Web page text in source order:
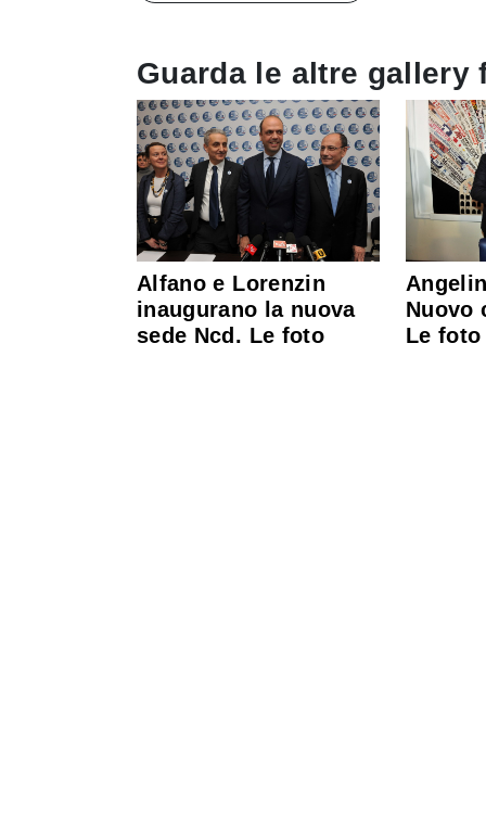
Guarda le altre gallery
Alfano e Lorenzin
inaugurano la nuova
sede Ncd. Le foto
Nuovo
Le foto